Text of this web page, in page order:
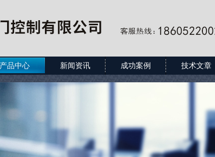
品中心 新闻资讯 成功案例 技术文章